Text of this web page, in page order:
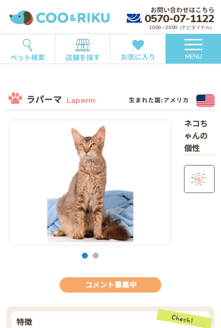
お問い合わせはこちら
0570-07-1122
10:00～20:00（ナビダイヤル）
ペット検索 店舗を探す お気に入り MENU
ラパーマ Laperm 生まれた国:アメリカ
1 2
ネコち
ゃんの
個性
コメント募集中
特徴